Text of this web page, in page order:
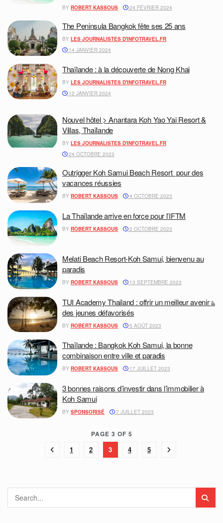
BY ROBERT KASSOUS 24 FÉVRIER 2024
The Peninsula Bangkok fête ses 25 ans
BY LES JOURNALISTES D'INFOTRAVEL.FR
14 JANVIER 2024
Thaïlande : à la découverte de Nong Khai
BY LES JOURNALISTES D'INFOTRAVEL.FR
12 JANVIER 2024
Nouvel hôtel > Anantara Koh Yao Yai Resort &
Villas, Thaïlande
BY LES JOURNALISTES D'INFOTRAVEL.FR
24 OCTOBRE 2023
Outrigger Koh Samui Beach Resort pour des
vacances réussies
BY ROBERT KASSOUS 4 OCTOBRE 2023
La Thaïlande arrive en force pour l’IFTM
BY ROBERT KASSOUS 2 OCTOBRE 2023
Melati Beach Resort-Koh Samui, bienvenu au
paradis
BY ROBERT KASSOUS 13 SEPTEMBRE 2023
TUI Academy Thailand : offrir un meilleur avenir à
des jeunes défavorisés
BY ROBERT KASSOUS 5 AOÛT 2023
Thaïlande : Bangkok Koh Samui, la bonne
combinaison entre ville et paradis
BY ROBERT KASSOUS 17 JUILLET 2023
3 bonnes raisons d’investir dans l’immobilier à
Koh Samui
BY SPONSORISÉ 7 JUILLET 2023
PAGE 3 OF 5
1 2 3 4 5